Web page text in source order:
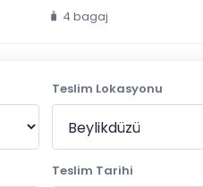
🧳 4 bagaj
Teslim Lokasyonu
Teslim Tarihi